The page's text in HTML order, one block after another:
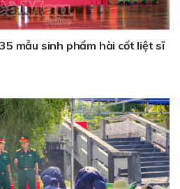
mẫu sinh phẩm hài cốt liệt sĩ